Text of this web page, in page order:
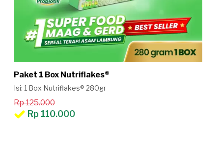
Paket 1 Box Nutriflakes®
Isi: 1 Box Nutriflakes® 280gr
Rp 125.000
Rp 110.000